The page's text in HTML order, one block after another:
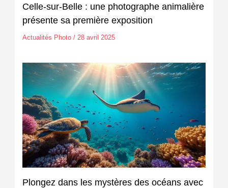
Celle-sur-Belle : une photographe animalière
présente sa première exposition
Actualités Photo/ 28 avril 2025
Plongez dans les mystères des océans avec